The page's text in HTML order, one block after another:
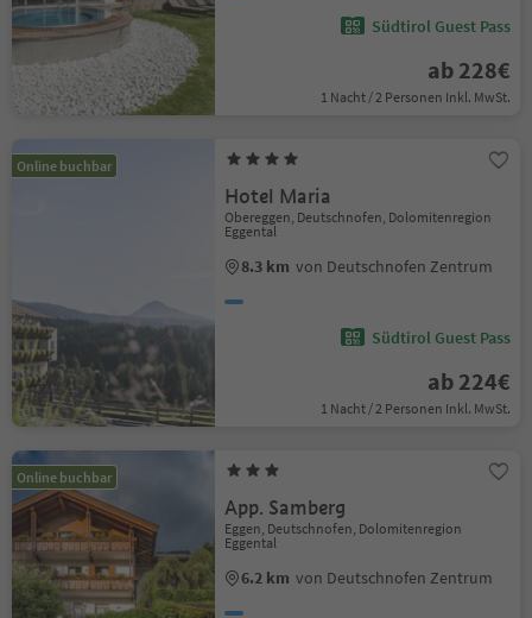
Südtirol Guest Pass
ab 228€
1 Nacht / 2 Personen Inkl. MwSt.
Online buchbar
Hotel Maria
Obereggen, Deutschnofen, Dolomitenregion
Eggental
8.3 km von Deutschnofen Zentrum
Südtirol Guest Pass
ab 224€
1 Nacht / 2 Personen Inkl. MwSt.
Online buchbar
App. Samberg
Eggen, Deutschnofen, Dolomitenregion
Eggental
6.2 km von Deutschnofen Zentrum